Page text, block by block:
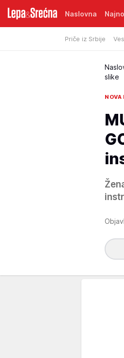
Naslovna
Priče iz Srbije
slike
NOVA